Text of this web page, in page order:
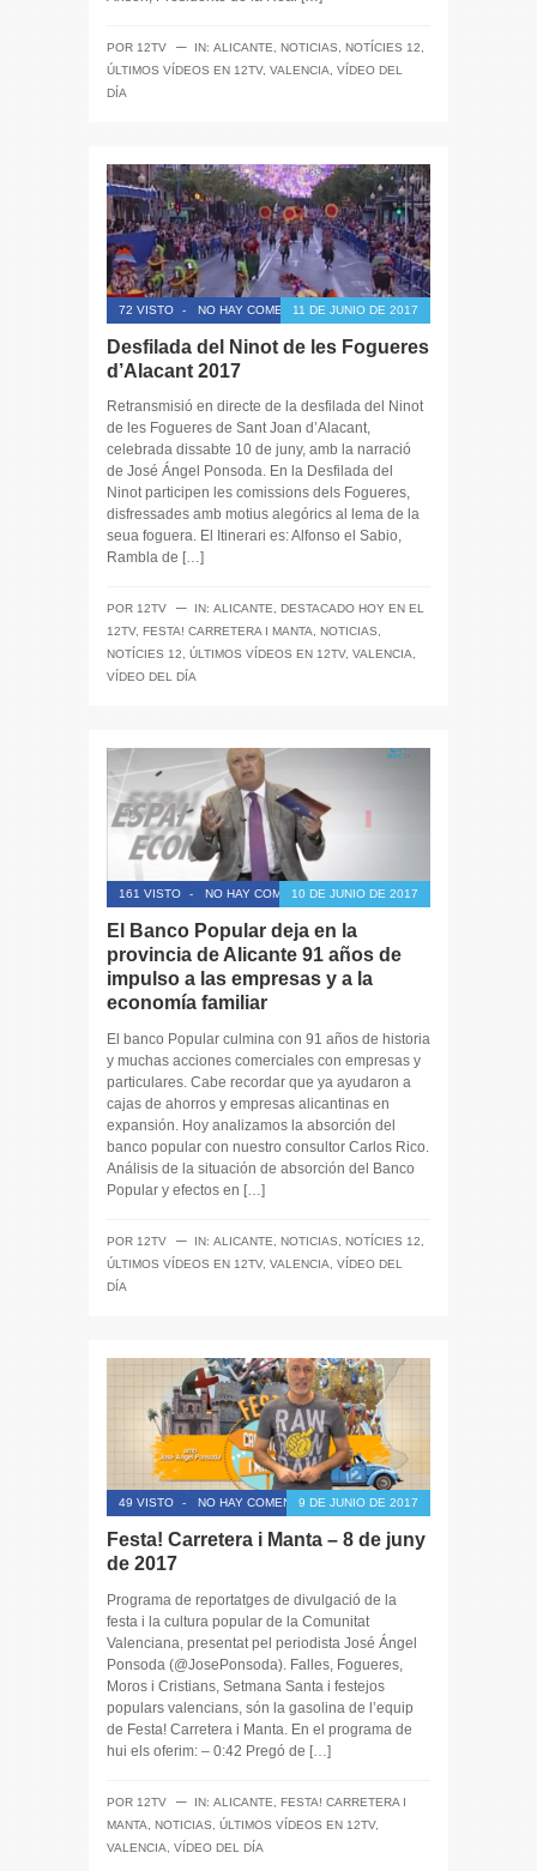
POR 12TV ─ IN: ALICANTE NOTICIAS NOTÍCIES 12
ÚLTIMOS VÍDEOS EN 12TV, VALENCIA
VÍDEO DEL
DÍA
72 VISTO - NO HAY COMENTARIOS11 DE JUNIO DE 2017
Desfilada del Ninot de les Fogueres
d’Alacant 2017
Retransmisió en directe de la desfilada del Ninot
de les Fogueres de Sant Joan d’Alacant,
celebrada dissabte 10 de juny, amb la narració
de José Ángel Ponsoda. En la Desfilada del
Ninot participen les comissions dels Fogueres,
disfressades amb motius alegórics al lema de la
seua foguera. El Itinerari es: Alfonso el Sabio,
Rambla de […]
POR 12TV ─ IN: ALICANTE, DESTACADO HOY EN EL
12TV, FESTA! CARRETERA I MANTA, NOTICIAS,
NOTÍCIES 12, ÚLTIMOS VÍDEOS EN 12TV, VALENCIA,
VÍDEO DEL DÍA
161 VISTO - NO HAY COMENTARIOS10 DE JUNIO DE 2017
El Banco Popular deja en la
provincia de Alicante 91 años de
impulso a las empresas y a la
economía familiar
El banco Popular culmina con 91 años de historia
y muchas acciones comerciales con empresas y
particulares. Cabe recordar que ya ayudaron a
cajas de ahorros y empresas alicantinas en
expansión. Hoy analizamos la absorción del
banco popular con nuestro consultor Carlos Rico.
Análisis de la situación de absorción del Banco
Popular y efectos en […]
POR 12TV ─ IN: ALICANTE NOTICIAS NOTÍCIES 12
ÚLTIMOS VÍDEOS EN 12TV, VALENCIA
VÍDEO DEL
DÍA
49 VISTO - NO HAY COMENTARIOS9 DE JUNIO DE 2017
Festa! Carretera i Manta – 8 de juny
de 2017
Programa de reportatges de divulgació de la
festa i la cultura popular de la Comunitat
Valenciana, presentat pel periodista José Ángel
Ponsoda (@JosePonsoda). Falles, Fogueres,
Moros i Cristians, Setmana Santa i festejos
populars valencians, són la gasolina de l’equip
de Festa! Carretera i Manta. En el programa de
hui els oferim: – 0:42 Pregó de […]
POR 12TV ─ IN: ALICANTE
FESTA! CARRETERA I
MANTA
NOTICIAS ÚLTIMOS VÍDEOS EN 12TV,
VALENCIA
VÍDEO DEL DÍA